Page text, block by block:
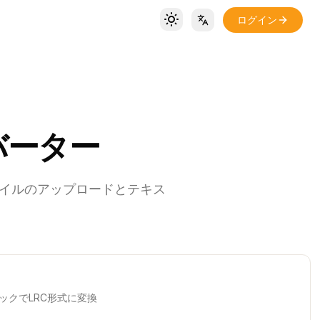
Toggle theme
Locale Switch
ログイン
ーター
ルのアップロードとテキス
クでLRC形式に変換